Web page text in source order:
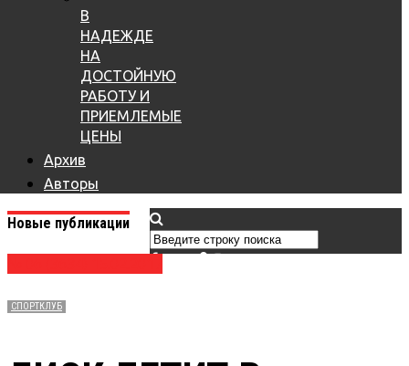
В
НАДЕЖДЕ
НА
ДОСТОЙНУЮ
РАБОТУ И
ПРИЕМЛЕМЫЕ
ЦЕНЫ
Архив
Авторы
СПОРТКЛУБ
Новые публикации